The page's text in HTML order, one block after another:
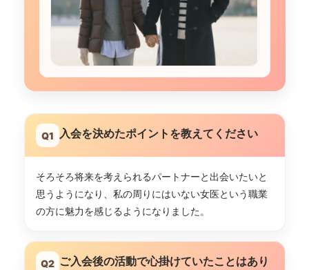
Q1 入会を決めたポイントを教えてください
そろそろ将来を考えられるパートナーと出会いたいと
思うようになり、私の周りにはいない女医という職業
の方に魅力を感じるようになりました。
Q2 ご入会後の活動で心掛けていたことはあり